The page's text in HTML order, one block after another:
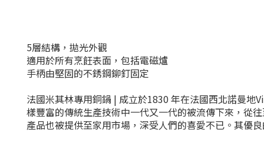
5層結構，拋光外觀
適用於所有烹飪表面，包括電磁爐
手柄由堅固的不銹鋼鉚釘固定
法國米其林專用銅鍋 | 成立於1830 年在法國西北諾曼
樣豐富的傳統生產技術中一代又一代的被流傳下來，從
產品也被提供至家用市場，深受人們的喜愛不已。其優